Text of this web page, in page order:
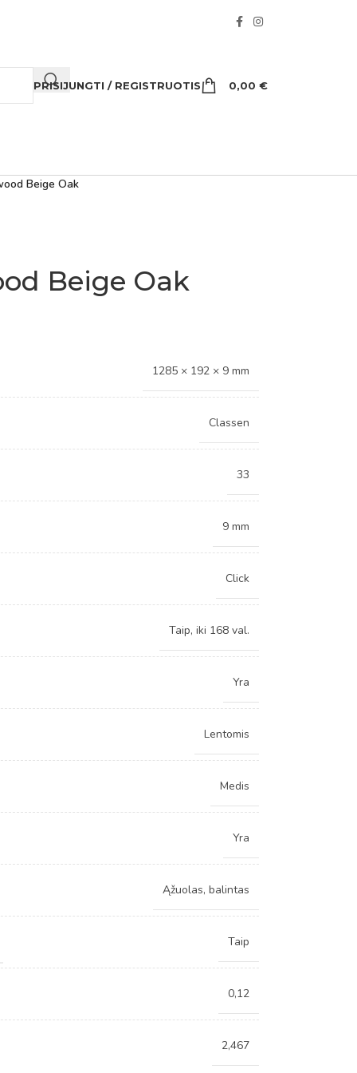
PRISIJUNGTI / REGISTRUOTIS 0,00 €
Beige Oak
Beige Oak
1285 × 192 × 9 mm
Classen
33
9 mm
Click
Taip, iki 168 val.
Yra
Lentomis
Medis
Yra
Ąžuolas, balintas
Taip
0,12
2,467